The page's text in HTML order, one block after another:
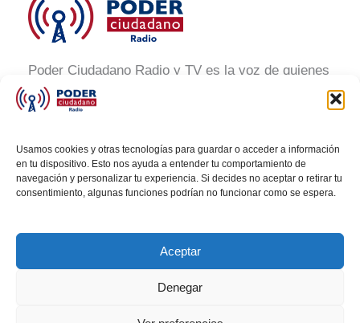
Usamos cookies y otras tecnologías para guardar o acceder a información
en tu dispositivo. Esto nos ayuda a entender tu comportamiento de
navegación y personalizar tu experiencia. Si decides no aceptar o retirar tu
consentimiento, algunas funciones podrían no funcionar como se espera.
Aceptar
Denegar
Poder Ciudadano Radio y TV es la voz de quienes
buscan un México informado y participativo.
Nuestro compromiso es conectar con la
transformación social a través de noticias claras,
veraces y al alcance de todos.